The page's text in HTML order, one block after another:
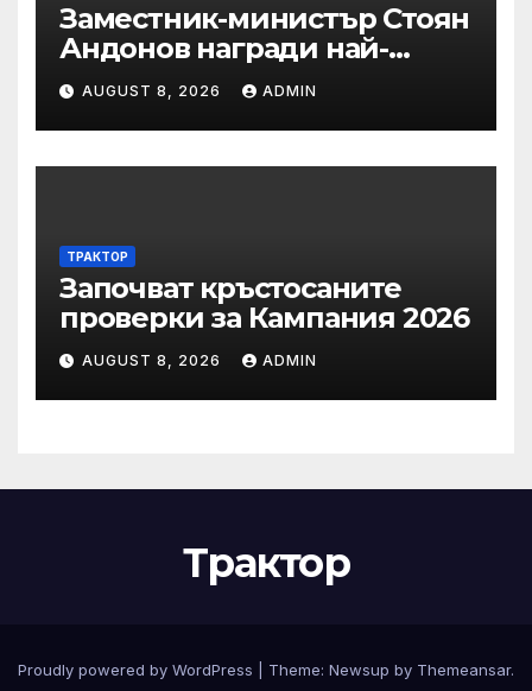
Заместник-министър Стоян
Андонов награди най-
заслужилите спортисти на
ОСК “Левски”
AUGUST 8, 2026 ADMIN
ТРАКТОР
Започват кръстосаните
проверки за Кампания 2026
AUGUST 8, 2026 ADMIN
Трактор
Proudly powered by WordPress Theme: Newsup by Themeansar.